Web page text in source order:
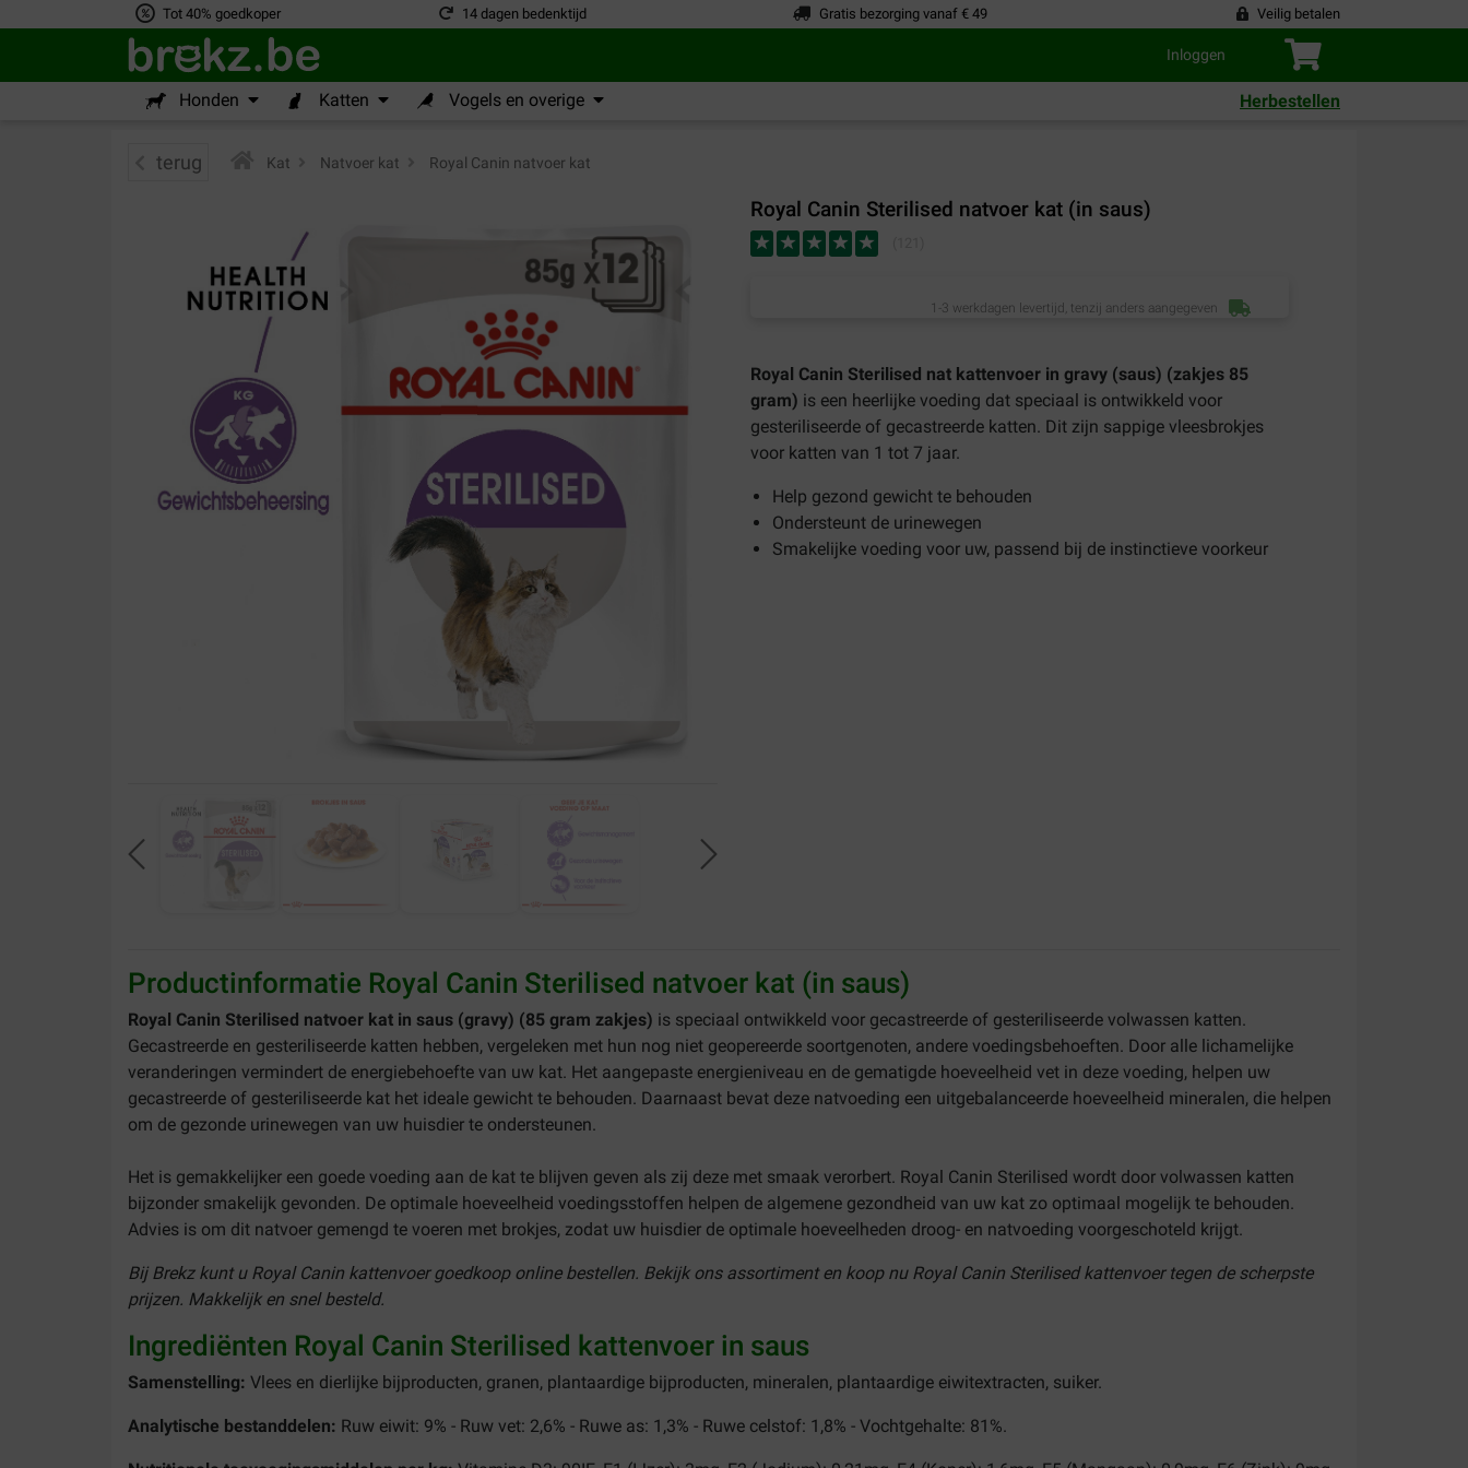
Tot 40% goedkoper 14 dagen bedenktijd Gratis bezorging vanaf € 49 Veilig betalen
Inloggen
Honden Katten Vogels en overige Herbestellen
terug Kat Natvoer kat Royal Canin natvoer kat
Royal Canin Sterilised natvoer kat (in saus)
1-3 werkdagen levertijd, tenzij anders aangegeven
Royal Canin Sterilised nat kattenvoer in gravy (saus) (zakjes 85
gram) is een heerlijke voeding dat speciaal is ontwikkeld voor
gesteriliseerde of gecastreerde katten. Dit zijn sappige vleesbrokjes
voor katten van 1 tot 7 jaar.
Help gezond gewicht te behouden
Ondersteunt de urinewegen
Smakelijke voeding voor uw, passend bij de instinctieve voorkeur
Productinformatie Royal Canin Sterilised natvoer kat (in saus)
Royal Canin Sterilised natvoer kat in saus (gravy) (85 gram zakjes) is speciaal ontwikkeld voor gecastreerde of gesteriliseerde volwassen katten.
Gecastreerde en gesteriliseerde katten hebben, vergeleken met hun nog niet geopereerde soortgenoten, andere voedingsbehoeften. Door alle lichamelijke
veranderingen vermindert de energiebehoefte van uw kat. Het aangepaste energieniveau en de gematigde hoeveelheid vet in deze voeding, helpen uw
gecastreerde of gesteriliseerde kat het ideale gewicht te behouden. Daarnaast bevat deze natvoeding een uitgebalanceerde hoeveelheid mineralen, die helpen
om de gezonde urinewegen van uw huisdier te ondersteunen.
Het is gemakkelijker een goede voeding aan de kat te blijven geven als zij deze met smaak verorbert. Royal Canin Sterilised wordt door volwassen katten
bijzonder smakelijk gevonden. De optimale hoeveelheid voedingsstoffen helpen de algemene gezondheid van uw kat zo optimaal mogelijk te behouden.
Advies is om dit natvoer gemengd te voeren met brokjes, zodat uw huisdier de optimale hoeveelheden droog- en natvoeding voorgeschoteld krijgt.
Bij Brekz kunt u Royal Canin kattenvoer goedkoop online bestellen. Bekijk ons assortiment en koop nu Royal Canin Sterilised kattenvoer tegen de scherpste
prijzen. Makkelijk en snel besteld.
Ingrediënten Royal Canin Sterilised kattenvoer in saus
Samenstelling: Vlees en dierlijke bijproducten, granen, plantaardige bijproducten, mineralen, plantaardige eiwitextracten, suiker.
Analytische bestanddelen: Ruw eiwit: 9% - Ruw vet: 2,6% - Ruwe as: 1,3% - Ruwe celstof: 1,8% - Vochtgehalte: 81%.